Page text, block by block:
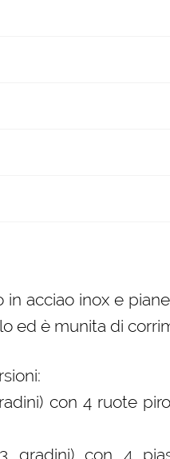
in acciao inox e
ed è munita di
con 4 ruote
gradini) con 4